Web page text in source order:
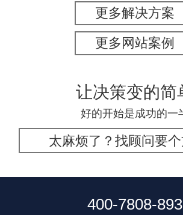
更多解决方案
更多网站案例
让决策变的简
好的开始是成功的一
太麻烦了？找顾问要
400-7808-893